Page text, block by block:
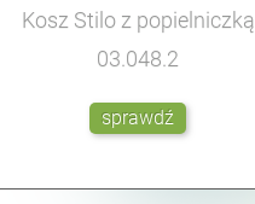
Kosz Stilo z popielniczką
03.048.2
sprawdź